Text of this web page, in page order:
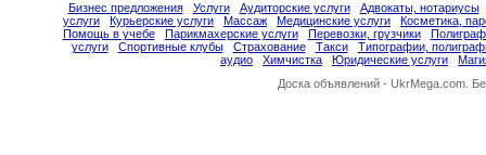
Бизнес предложения Услуги Аудиторские услуги
Адвокаты, нотариусы
услуги
Курьерские услуги Массаж Медицинские услуги
Косметика,
Помощь в учебе
Парикмахерские услуги Перевозки, грузчики
услуги
Спортивные клубы Страхование Такси
Типографии,
аудио
Химчистка Юридические услуги
Доска объявлений - UkrMega.com.